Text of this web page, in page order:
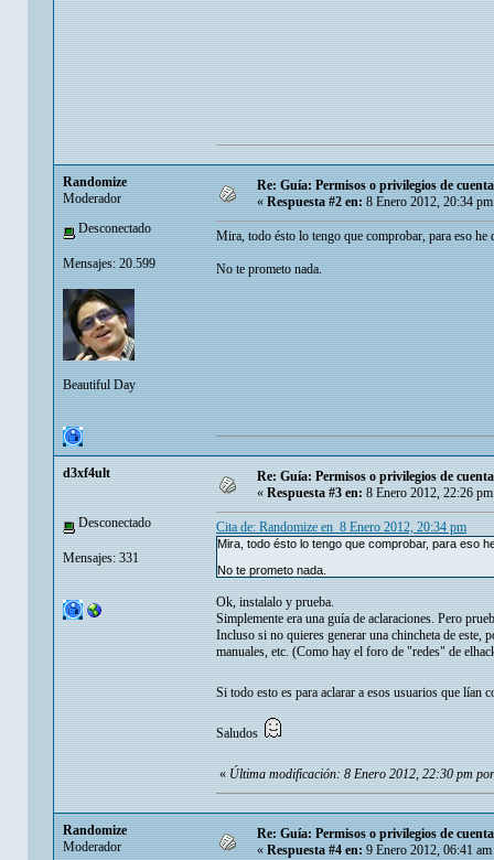
Randomize
Moderador
Desconectado
Mensajes: 20.599
Beautiful Day
Re: Guía: Permisos o privilegios de
«Respuesta #2 en:8 Enero 2012, 20:34
Mira, todo ésto lo tengo que comprobar, para eso
No te prometo nada.
d3xf4ult
Desconectado
Mensajes: 331
Re: Guía: Permisos o privilegios de
« Respuesta #3 en: 8 Enero 2012, 22:26
Cita de: Randomize en 8 Enero 2012, 20:34 pm
Mira, todo ésto lo tengo que comprobar, para eso
No te prometo nada.
Ok, instalalo y prueba.
Simplemente era una guía de aclaraciones. Pero
Incluso si no quieres generar una chincheta de este,
manuales, etc. (Como hay el foro de "redes" de
Si todo esto es para aclarar a esos usuarios que
Saludos
« Última modificación: 8 Enero 2012, 22:30 pm
Randomize
Moderador
Re: Guía: Permisos o privilegios de
«Respuesta #4 en:9 Enero 2012, 06:41 am